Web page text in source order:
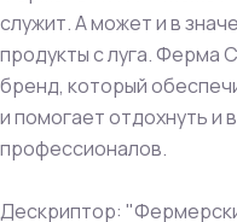
служит. А может и в
продукты с луга. Ферма
бренд, который
и помогает отдохнуть и
профессионалов.
Дескриптор: